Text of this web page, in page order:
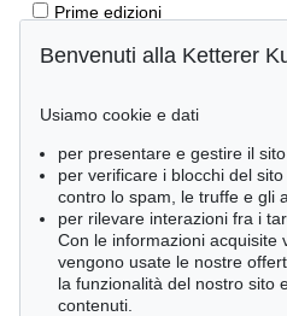
Prime edizioni
Manoscritti antichi
Libri per bambini
Lifestyle
Pietre miliari delle scienze
Letteratura classica
Economia e diritto
Meraviglie della natura
Benvenuti alla Ketterer
Usiamo cookie e dati
per presentare e gestire il
per verificare i blocchi del
contro lo spam, le truffe e gli
per rilevare interazioni fra i
Con le informazioni acquisite
vengono usate le nostre
la funzionalità del nostro sito
contenuti.